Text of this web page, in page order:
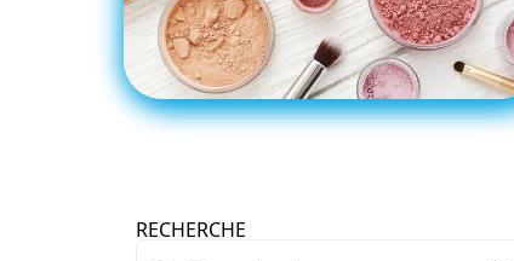
RECHERCHE